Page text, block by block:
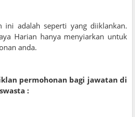
ini adalah seperti yang diiklankan.
Harian hanya menyiarkan untuk
anda.
permohonan bagi jawatan di
: